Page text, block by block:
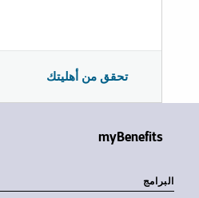
تحقق من أهليتك
myBenefits
البرامج